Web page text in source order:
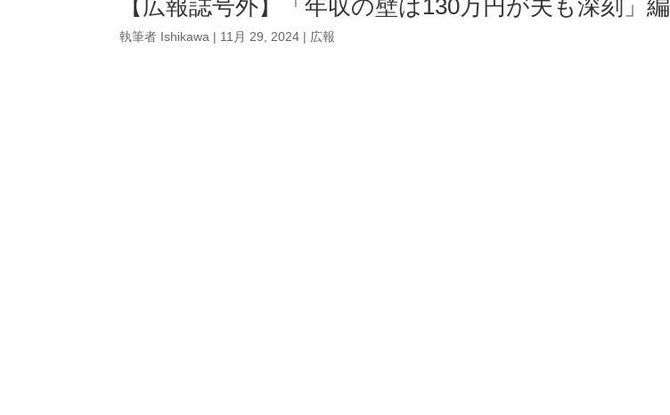
【広報誌号外】「年収の壁は130万円が夫も深刻」編
執筆者 Ishikawa | 11月 29, 2024 | 広報